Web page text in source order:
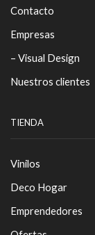
Contacto
Empresas
– Visual Design
Nuestros clientes
TIENDA
Vinilos
Deco Hogar
Emprendedores